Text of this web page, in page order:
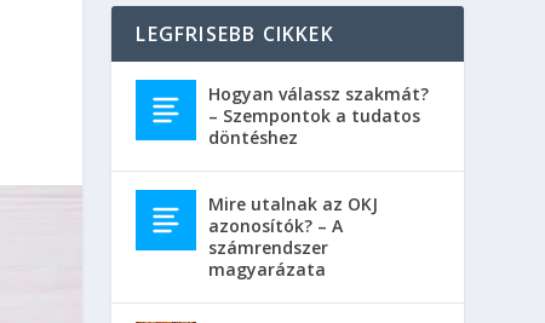
LEGFRISEBB CIKKEK
Hogyan válassz szakmát?
– Szempontok a tudatos
döntéshez
Mire utalnak az OKJ
azonosítók? – A
számrendszer
magyarázata